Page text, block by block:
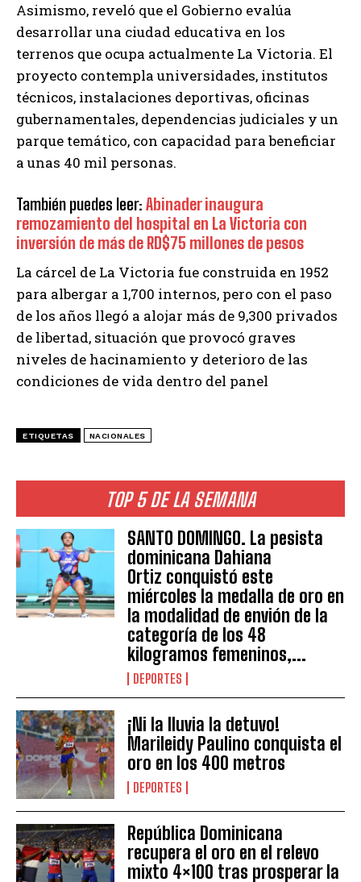
TOP 5 DE LA SEMANA
SANTO DOMINGO. La pesista
dominicana Dahiana
Ortiz conquistó este
miércoles la medalla de oro en
la modalidad de envión de la
categoría de los 48
kilogramos femeninos,...
DEPORTES
¡Ni la lluvia la detuvo!
Marileidy Paulino conquista el
oro en los 400 metros
DEPORTES
República Dominicana
recupera el oro en el relevo
mixto 4×100 tras prosperar la
Asimismo, reveló que el Gobierno evalúa
desarrollar una ciudad educativa en los
terrenos que ocupa actualmente La Victoria. El
proyecto contempla universidades, institutos
técnicos, instalaciones deportivas, oficinas
gubernamentales, dependencias judiciales y un
parque temático, con capacidad para beneficiar
a unas 40 mil personas.
También puedes leer: Abinader inaugura
remozamiento del hospital en La Victoria con
inversión de más de RD$75 millones de pesos
La cárcel de La Victoria fue construida en 1952
para albergar a 1,700 internos, pero con el paso
de los años llegó a alojar más de 9,300 privados
de libertad, situación que provocó graves
niveles de hacinamiento y deterioro de las
condiciones de vida dentro del panel
ETIQUETAS NACIONALES